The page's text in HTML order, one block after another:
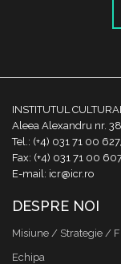
INSTITUTUL
Aleea Alexandru nr.
Tel.: (+4) 031 71 00
Fax: (+4) 031 71 00
E-mail: icr@icr.ro
DESPRE NOI
Misiune / Strategie /
Echipa